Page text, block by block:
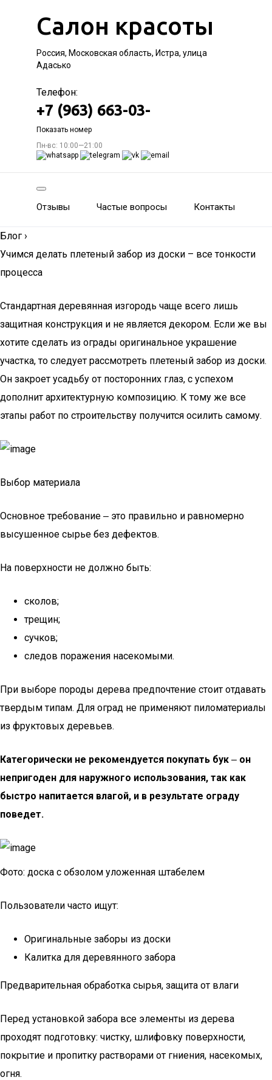
Салон красоты
Россия, Московская область, Истра, улица
Адасько
Телефон:
+7 (963) 663-03-
Показать номер
Пн-вс: 10:00—21:00
Отзывы Частые вопросы Контакты
Блог ›
Учимся делать плетеный забор из доски – все тонкости
процесса
Стандартная деревянная изгородь чаще всего лишь
защитная конструкция и не является декором. Если же вы
хотите сделать из ограды оригинальное украшение
участка, то следует рассмотреть плетеный забор из доски.
Он закроет усадьбу от посторонних глаз, с успехом
дополнит архитектурную композицию. К тому же все
этапы работ по строительству получится осилить самому.
Выбор материала
Основное требование ‒ это правильно и равномерно
высушенное сырье без дефектов.
На поверхности не должно быть:
сколов;
трещин;
сучков;
следов поражения насекомыми.
При выборе породы дерева предпочтение стоит отдавать
твердым типам. Для оград не применяют пиломатериалы
из фруктовых деревьев.
Категорически не рекомендуется покупать бук ‒ он
непригоден для наружного использования, так как
быстро напитается влагой, и в результате ограду
поведет.
Фото: доска с обзолом уложенная штабелем
Пользователи часто ищут:
Оригинальные заборы из доски
Калитка для деревянного забора
Предварительная обработка сырья, защита от влаги
Перед установкой забора все элементы из дерева
проходят подготовку: чистку, шлифовку поверхности,
покрытие и пропитку растворами от гниения, насекомых,
огня.